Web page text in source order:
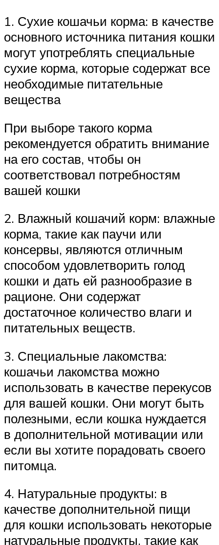
1. Сухие кошачьи корма: в качестве
основного источника питания кошки
могут употреблять специальные
сухие корма, которые содержат все
необходимые питательные
вещества
При выборе такого корма
рекомендуется обратить внимание
на его состав, чтобы он
соответствовал потребностям
вашей кошки
2. Влажный кошачий корм: влажные
корма, такие как паучи или
консервы, являются отличным
способом удовлетворить голод
кошки и дать ей разнообразие в
рационе. Они содержат
достаточное количество влаги и
питательных веществ.
3. Специальные лакомства:
кошачьи лакомства можно
использовать в качестве перекусов
для вашей кошки. Они могут быть
полезными, если кошка нуждается
в дополнительной мотивации или
если вы хотите порадовать своего
питомца.
4. Натуральные продукты: в
качестве дополнительной пищи
для кошки использовать некоторые
натуральные продукты, такие как